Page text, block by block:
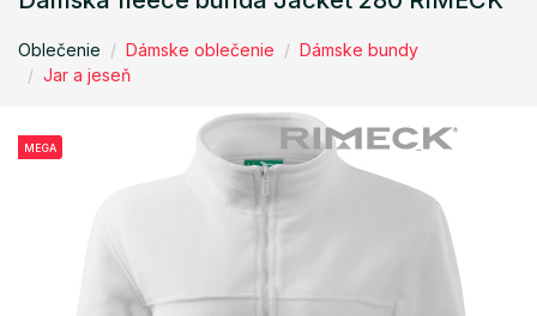
Oblečenie Dámske oblečenie
Dámske bundy
Jar a jeseň
MEGA